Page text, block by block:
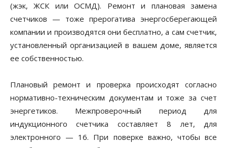
(жэк, ЖСК или ОСМД). Ремонт и плановая замена
счетчиков — тоже прерогатива энергосберегающей
компании и производятся они бесплатно, а сам счетчик,
установленный организацией в вашем доме, является
ее собственностью.
Плановый ремонт и проверка происходят согласно
нормативно-техническим документам и тоже за счет
энергетиков. Межпроверочный период для
индукционного счетчика составляет 8 лет, для
электронного — 16. При поверке важно, чтобы все